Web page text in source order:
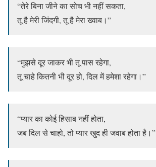
“तेरे बिना जीने का सोच भी नहीं सकता,
तू है मेरी जिंदगी, तू है मेरा ख्वाब।”
“मुझसे दूर जाकर भी तू पास रहेगा,
तू चाहे कितनी भी दूर हो, दिल में हमेशा रहेगा।”
“प्यार का कोई हिसाब नहीं होता,
जब दिल से चाहो, तो प्यार खुद ही जवाब होता है।”